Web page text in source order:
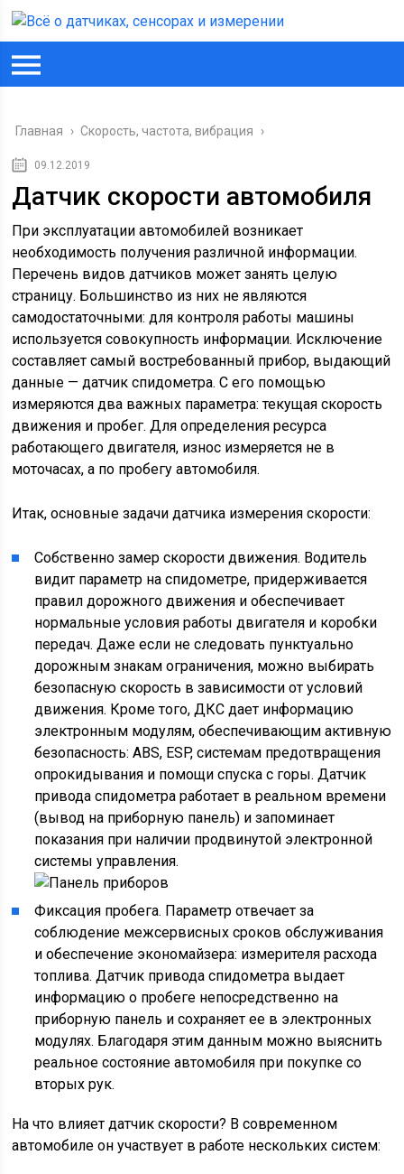
Главная › Скорость, частота, вибрация ›
09.12.2019
Датчик скорости автомобиля
При эксплуатации автомобилей возникает
необходимость получения различной информации.
Перечень видов датчиков может занять целую
страницу. Большинство из них не являются
самодостаточными: для контроля работы машины
используется совокупность информации. Исключение
составляет самый востребованный прибор, выдающий
данные — датчик спидометра. С его помощью
измеряются два важных параметра: текущая скорость
движения и пробег. Для определения ресурса
работающего двигателя, износ измеряется не в
моточасах, а по пробегу автомобиля.
Итак, основные задачи датчика измерения скорости:
Собственно замер скорости движения. Водитель
видит параметр на спидометре, придерживается
правил дорожного движения и обеспечивает
нормальные условия работы двигателя и коробки
передач. Даже если не следовать пунктуально
дорожным знакам ограничения, можно выбирать
безопасную скорость в зависимости от условий
движения. Кроме того, ДКС дает информацию
электронным модулям, обеспечивающим активную
безопасность: ABS, ESP, системам предотвращения
опрокидывания и помощи спуска с горы. Датчик
привода спидометра работает в реальном времени
(вывод на приборную панель) и запоминает
показания при наличии продвинутой электронной
системы управления.
Фиксация пробега. Параметр отвечает за
соблюдение межсервисных сроков обслуживания
и обеспечение экономайзера: измерителя расхода
топлива. Датчик привода спидометра выдает
информацию о пробеге непосредственно на
приборную панель и сохраняет ее в электронных
модулях. Благодаря этим данным можно выяснить
реальное состояние автомобиля при покупке со
вторых рук.
На что влияет датчик скорости? В современном
автомобиле он участвует в работе нескольких систем: